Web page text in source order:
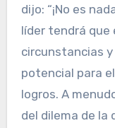
dijo: “¡No es
líder tendrá que
circunstancias
potencial para
logros. A
del dilema de la